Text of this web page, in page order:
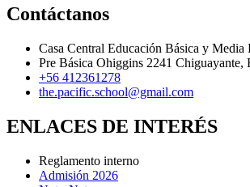
Contáctanos
Casa Central Educación Básica y Media
Pre Básica Ohiggins 2241
+56 412361278
the.pacific.school@gmail.com
ENLACES DE INTERÉS
Reglamento interno
Admisión 2026